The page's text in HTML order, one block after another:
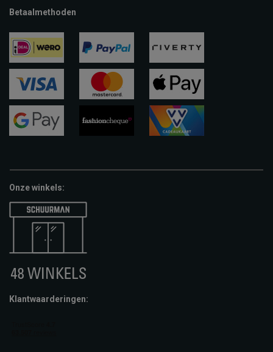
Betaalmethoden
ideal paypal riverty
visa
apple-
pay
Onze winkels:
Klantwaarderingen: